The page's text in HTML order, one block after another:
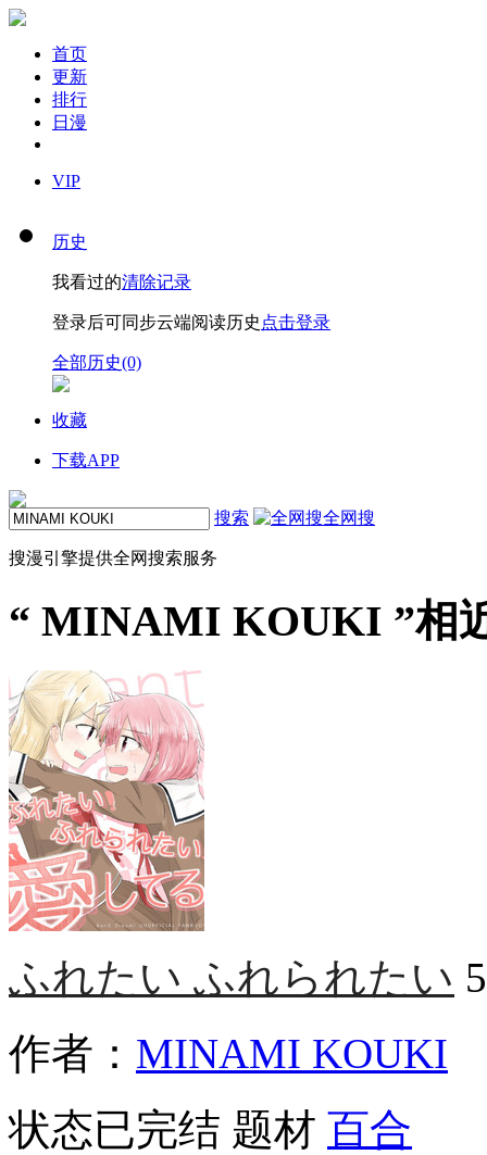
首页
更新
排行
日漫
VIP
历史
我看过的清除记录
登录后可同步云端阅读历史 点击登录
全部历史(0)
收藏
下载APP
搜索 全网搜
搜漫引擎提供全网搜索服务
“ MINAMI KOUKI ”相
ふれたい ふれられたい
作者： MINAMI KOUKI
状态已完结 题材 百合